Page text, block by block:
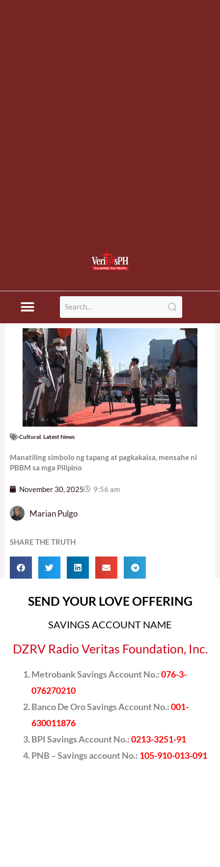
Cultural Latest News
Manatiling simbolo ng tapang at pagkakaisa, mensahe ni
PBBM sa mga Pilipino
November 30, 2025 9:56 am
Marian Pulgo
SHARE THE TRUTH
SEND YOUR LOVE OFFERING
SAVINGS ACCOUNT NAME
DZRV Radio Veritas Foundation, Inc.
Metrobank Savings Account No.:076-3-
076270210
Banco De Oro Savings Account No.:001-
630011876
BPI Savings Account No.:0213-3251-91
PNB – Savings account No.: 105-910-013-091